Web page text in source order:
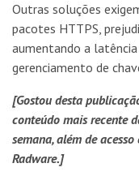
Outras soluções
pacotes HTTPS,
aumentando a
gerenciamento de
[Gostou desta
conteúdo mais recente
semana, além de
Radware.]